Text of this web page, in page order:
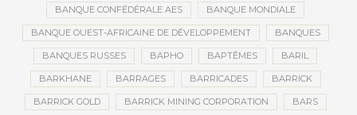
BANQUE CONFÉDÉRALE AES BANQUE MONDIALE
BANQUE OUEST-AFRICAINE DE DÉVELOPPEMENT BANQUES
BANQUES RUSSES BAPHO BAPTÊMES BARIL
BARKHANE BARRAGES BARRICADES BARRICK
BARRICK GOLD BARRICK MINING CORPORATION BARS